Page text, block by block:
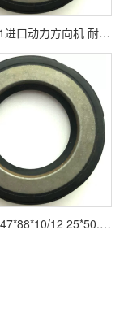
NAK CNB1进口动力方向机 耐高压油封W11 24*39*8.5 CNB38*50*7
NAK TG2 47*88*10/12 25*50.7*10/12 25*47*10.5美的小天鹅滚筒洗衣油封